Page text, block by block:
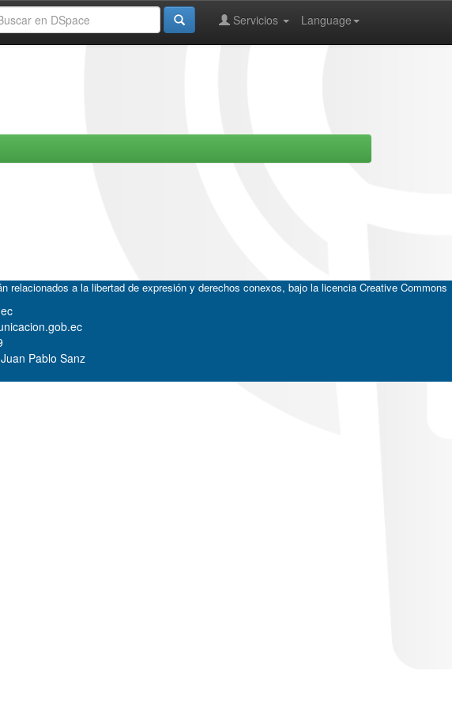
Language
Servicios
a la libertad de expresión y derechos conexos, bajo la licencia Creative Commons
Pablo Sanz